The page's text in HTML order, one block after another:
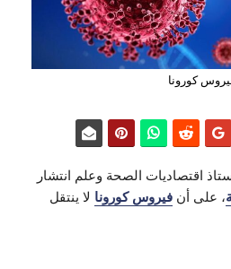
كورونا
اقتصاديات الصحة وعلم انتشار
، على أن فيروس كورونا لا ينتقل